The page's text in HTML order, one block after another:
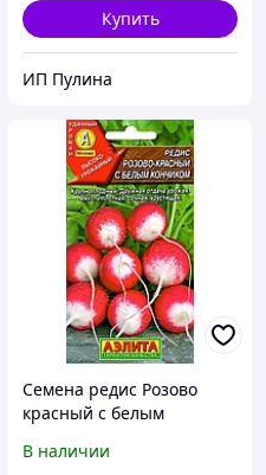
Купить
ИП Пулина
Семена редис Розово
красный с белым
В наличии